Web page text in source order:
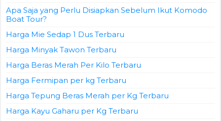
Apa Saja yang Perlu Disiapkan Sebelum Ikut Komodo
Boat Tour?
Harga Mie Sedap 1 Dus Terbaru
Harga Minyak Tawon Terbaru
Harga Beras Merah Per Kilo Terbaru
Harga Fermipan per kg Terbaru
Harga Tepung Beras Merah per Kg Terbaru
Harga Kayu Gaharu per Kg Terbaru